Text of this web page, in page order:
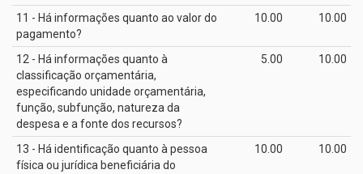
11 - Há informações quanto ao valor do
pagamento?
10.00 10.00
12 - Há informações quanto à
classificação orçamentária,
especificando unidade orçamentária,
função, subfunção, natureza da
despesa e a fonte dos recursos?
5.00 10.00
13 - Há identificação quanto à pessoa
física ou jurídica beneficiária do
10.00 10.00